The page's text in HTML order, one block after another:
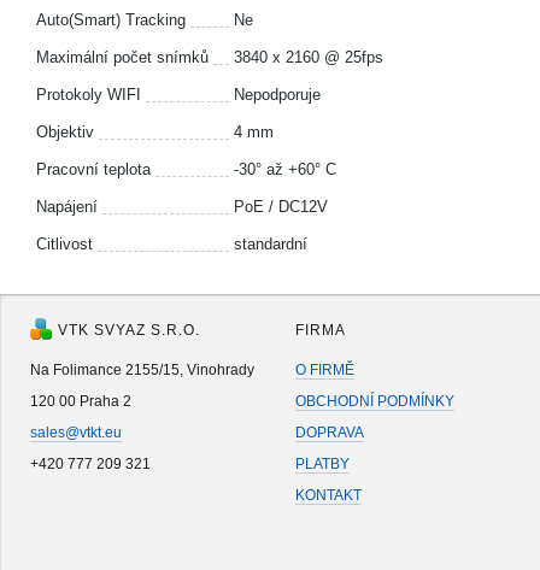
Auto(Smart) Tracking Ne
Maximální počet snímků 3840 x 2160 @ 25fps
Protokoly WIFI Nepodporuje
Objektiv 4 mm
Pracovní teplota -30° až +60° C
Napájení PoE / DC12V
Citlivost standardní
VTK SVYAZ S.R.O.
Na Folimance 2155/15, Vinohrady
120 00 Praha 2
sales@vtkt.eu
+420 777 209 321
FIRMA
O FIRMĚ
OBCHODNÍ PODMÍNKY
DOPRAVA
PLATBY
KONTAKT